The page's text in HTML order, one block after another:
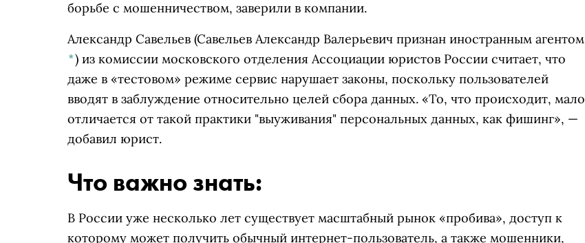
борьбе с мошенничеством, заверили в компании.
Александр Савельев (Савельев Александр Валерьевич признан иностранным агентом
*) из комиссии московского отделения Ассоциации юристов России считает, что
даже в «тестовом» режиме сервис нарушает законы, поскольку пользователей
вводят в заблуждение относительно целей сбора данных. «То, что происходит, мало
отличается от такой практики "выуживания" персональных данных, как фишинг», —
добавил юрист.
Что важно знать:
В России уже несколько лет существует масштабный рынок «пробива», доступ к
которому может получить обычный интернет-пользователь, а также мошенники,